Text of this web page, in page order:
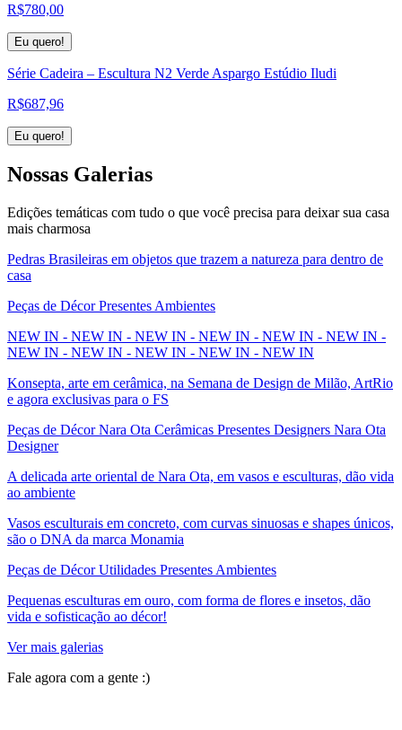
R$780,00
Eu quero!
Série Cadeira – Escultura N2 Verde Aspargo Estúdio Iludi
R$687,96
Eu quero!
Nossas Galerias
Edições temáticas com tudo o que você precisa para deixar sua casa
mais charmosa
Pedras Brasileiras em objetos que trazem a natureza para dentro de
casa
Peças de Décor Presentes Ambientes
NEW IN - NEW IN - NEW IN - NEW IN - NEW IN - NEW IN -
NEW IN - NEW IN - NEW IN - NEW IN - NEW IN
Konsepta, arte em cerâmica, na Semana de Design de Milão, ArtRio
e agora exclusivas para o FS
Peças de Décor Nara Ota Cerâmicas Presentes Designers Nara Ota
Designer
A delicada arte oriental de Nara Ota, em vasos e esculturas, dão vida
ao ambiente
Vasos esculturais em concreto, com curvas sinuosas e shapes únicos,
são o DNA da marca Monamia
Peças de Décor Utilidades Presentes Ambientes
Pequenas esculturas em ouro, com forma de flores e insetos, dão
vida e sofisticação ao décor!
Ver mais galerias
Fale agora com a gente :)